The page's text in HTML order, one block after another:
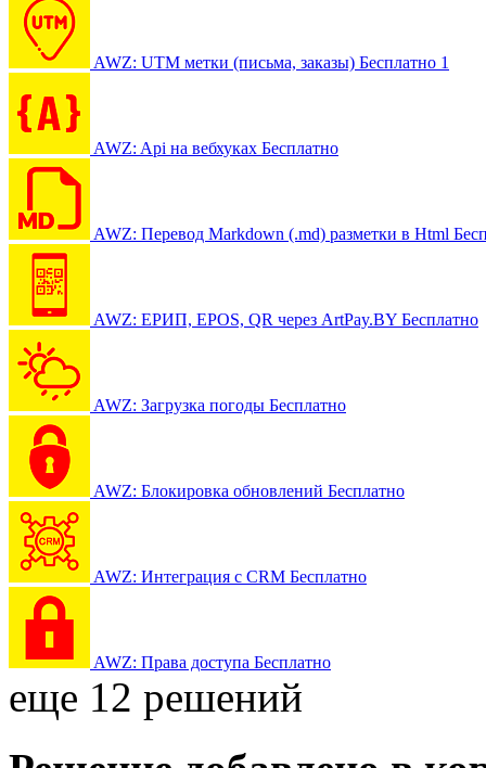
AWZ: UTM метки (письма, заказы) Бесплатно 1
AWZ: Api на вебхуках Бесплатно
AWZ: Перевод Markdown (.md) разметки в Html
AWZ: ЕРИП, EPOS, QR через ArtPay.BY Бесплатно
AWZ: Загрузка погоды Бесплатно
AWZ: Блокировка обновлений Бесплатно
AWZ: Интеграция с CRM Бесплатно
AWZ: Права доступа Бесплатно
еще 12 решений